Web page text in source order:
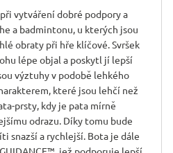
vytváření dobré podpory a
a badmintonu, u kterých jsou
obraty při hře klíčové. Svršek
lépe objal a poskytl jí lepší
výztuhy v podobě lehkého
které jsou lehčí než
prsty, kdy je pata mírně
odrazu. Díky tomu bude
snazší a rychlejší. Bota je dále